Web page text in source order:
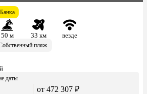
50 м 33 км
везде
пляж
даты
от 472 307 ₽